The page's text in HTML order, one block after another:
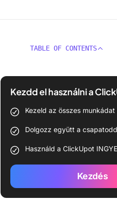
TABLE OF CONTENTS
Kezdd el használni a
Kezeld az összes
Dolgozz együtt a
Használd a ClickUpot
Kezdés